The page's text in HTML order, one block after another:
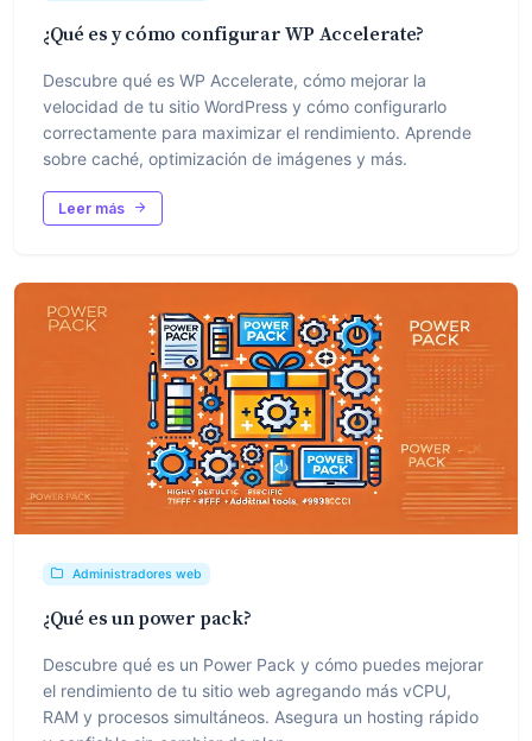
¿Qué es y cómo configurar WP Accelerate?
Descubre qué es WP Accelerate, cómo mejorar la
velocidad de tu sitio WordPress y cómo configurarlo
correctamente para maximizar el rendimiento. Aprende
sobre caché, optimización de imágenes y más.
Leer más
Administradores web
¿Qué es un power pack?
Descubre qué es un Power Pack y cómo puedes mejorar
el rendimiento de tu sitio web agregando más vCPU,
RAM y procesos simultáneos. Asegura un hosting rápido